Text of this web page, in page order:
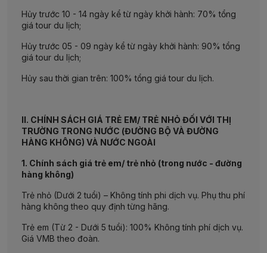
Hủy trước 10 - 14 ngày kể từ ngày khởi hành: 70% tổng
giá tour du lịch;
Hủy trước 05 - 09 ngày kể từ ngày khởi hành: 90% tổng
giá tour du lịch;
Hủy sau thời gian trên: 100% tổng giá tour du lịch.
II. CHÍNH SÁCH GIÁ TRẺ EM/ TRẺ NHỎ ĐỐI VỚI THỊ
TRƯỜNG TRONG NƯỚC (ĐƯỜNG BỘ VÀ ĐƯỜNG
HÀNG KHÔNG) VÀ NƯỚC NGOÀI
1. Chính sách giá trẻ em/ trẻ nhỏ (trong nước - đường
hàng không)
Trẻ nhỏ (Dưới 2 tuổi) – Không tính phi dịch vụ. Phụ thu phí
hàng không theo quy định từng hãng.
Trẻ em (Từ 2 - Dưới 5 tuổi): 100% Không tính phí dịch vụ.
Giá VMB theo đoàn.